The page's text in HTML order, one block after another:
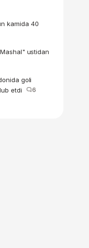
kamida 40
ustidan
goli
etdi
6